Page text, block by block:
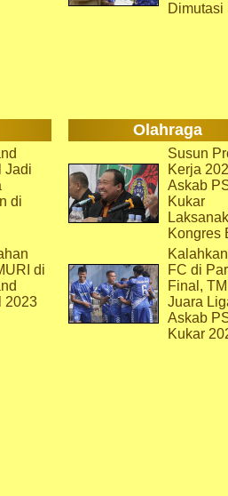
Dimutasi
Olahraga
Jadi
di
di
2023
Susun
Kerja
Askab
Kukar
Kongres
FC di
Final,
Juara
Askab
Kukar